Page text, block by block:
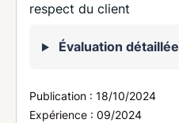
respect du client
Évaluation détaillée
Publication : 18/10/2024
Expérience : 09/2024